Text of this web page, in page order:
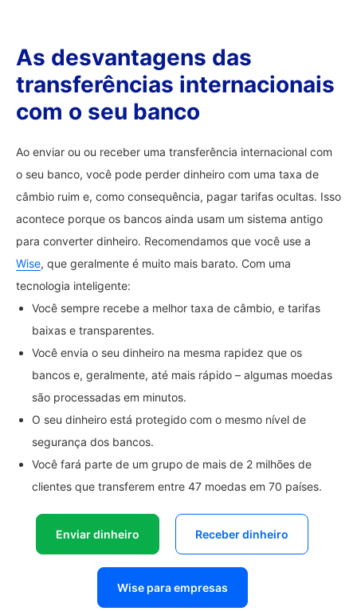
As desvantagens das
transferências internacionais
com o seu banco
Ao enviar ou ou receber uma transferência internacional com
o seu banco, você pode perder dinheiro com uma taxa de
câmbio ruim e, como consequência, pagar tarifas ocultas. Isso
acontece porque os bancos ainda usam um sistema antigo
para converter dinheiro. Recomendamos que você use a
Wise, que geralmente é muito mais barato. Com uma
tecnologia inteligente:
Você sempre recebe a melhor taxa de câmbio, e tarifas
baixas e transparentes.
Você envia o seu dinheiro na mesma rapidez que os
bancos e, geralmente, até mais rápido – algumas moedas
são processadas em minutos.
O seu dinheiro está protegido com o mesmo nível de
segurança dos bancos.
Você fará parte de um grupo de mais de 2 milhões de
clientes que transferem entre 47 moedas em 70 países.
Enviar dinheiro Receber dinheiro
Wise para empresas